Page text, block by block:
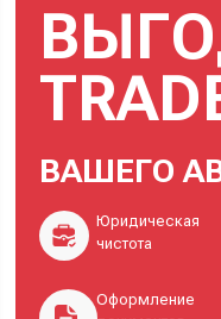
ВАШЕГО
Юридическая
чистота
Оформление